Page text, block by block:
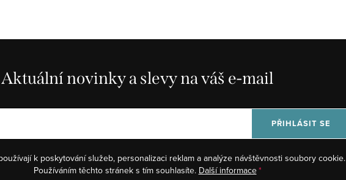
Aktuální novinky a slevy na váš e-mail
k poskytování služeb, personalizaci reklam a analýze návštěvnosti soubory cookie.
Používáním těchto stránek s tím souhlasíte. Další informace
PŘIHLÁSIT SE